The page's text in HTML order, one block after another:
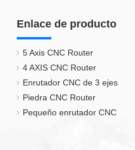
Enlace de producto
5 Axis CNC Router
4 AXIS CNC Router
Enrutador CNC de 3 ejes
Piedra CNC Router
Pequeño enrutador CNC